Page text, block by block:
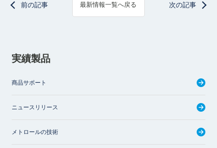
前の記事 最新情報一覧へ戻る 次の記事
実績製品
商品サポート
ニュースリリース
メトロールの技術